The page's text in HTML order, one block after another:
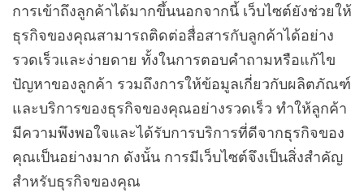
การเข้าถึงลูกค้าได้มากขึ้นนอกจากนี้ เว็บไซต์ยังช่วยให้
ธุรกิจของคุณสามารถติดต่อสื่อสารกับลูกค้าได้อย่าง
รวดเร็วและง่ายดาย ทั้งในการตอบคำถามหรือแก้ไข
ปัญหาของลูกค้า รวมถึงการให้ข้อมูลเกี่ยวกับผลิตภัณฑ์
และบริการของธุรกิจของคุณอย่างรวดเร็ว ทำให้ลูกค้า
มีความพึงพอใจและได้รับการบริการที่ดีจากธุรกิจของ
คุณเป็นอย่างมาก ดังนั้น การมีเว็บไซต์จึงเป็นสิ่งสำคัญ
สำหรับธุรกิจของคุณ